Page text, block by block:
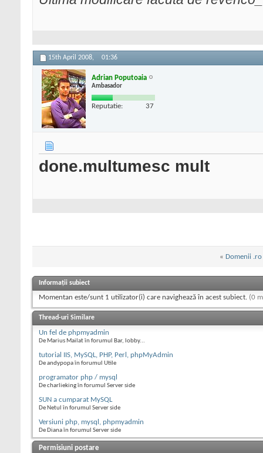
15th April 2008, 01:36
Adrian Poputoaia
Ambasador
Reputatie: 37
done.multumesc mult
« Domenii
Informații subiect
Momentan este/sunt 1 utilizator(i) care navighează în acest subiect. (0
Thread-uri Similare
Un fel de phpmyadmin
De Marius Mailat în forumul Bar, lobby...
tutorial IIS, MySQL, PHP, Perl, phpMyAdmin
De andypopa în forumul Utile
programator php / mysql
De charlieking în forumul Server side
SUN a cumparat MySQL
De Netul în forumul Server side
Versiuni php, mysql, phpmyadmin
De Diana în forumul Server side
Permisiuni postare